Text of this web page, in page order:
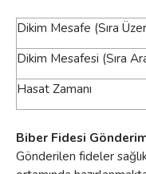
Dikim Mesafe (Sıra
Dikim Mesafesi (Sıra
Hasat Zamanı
Biber Fidesi
Gönderilen fideler